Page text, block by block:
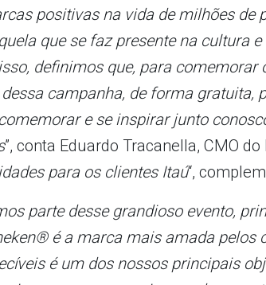
positivas na vida de milhões de
que se faz presente na cultura
definimos que, para comemorar
campanha, de forma gratuita,
e se inspirar junto
”, conta Eduardo Tracanella, CMO do
para os clientes Itaú“,
parte desse grandioso evento,
é a marca mais amada pelos
é um dos nossos principais